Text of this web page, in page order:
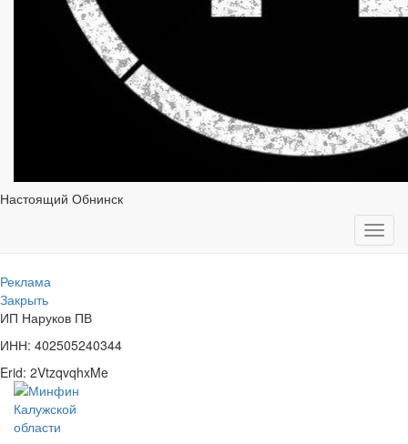
Настоящий Обнинск
Реклама
Закрыть
ИП Наруков ПВ
ИНН: 402505240344
Erid: 2VtzqvqhxMe